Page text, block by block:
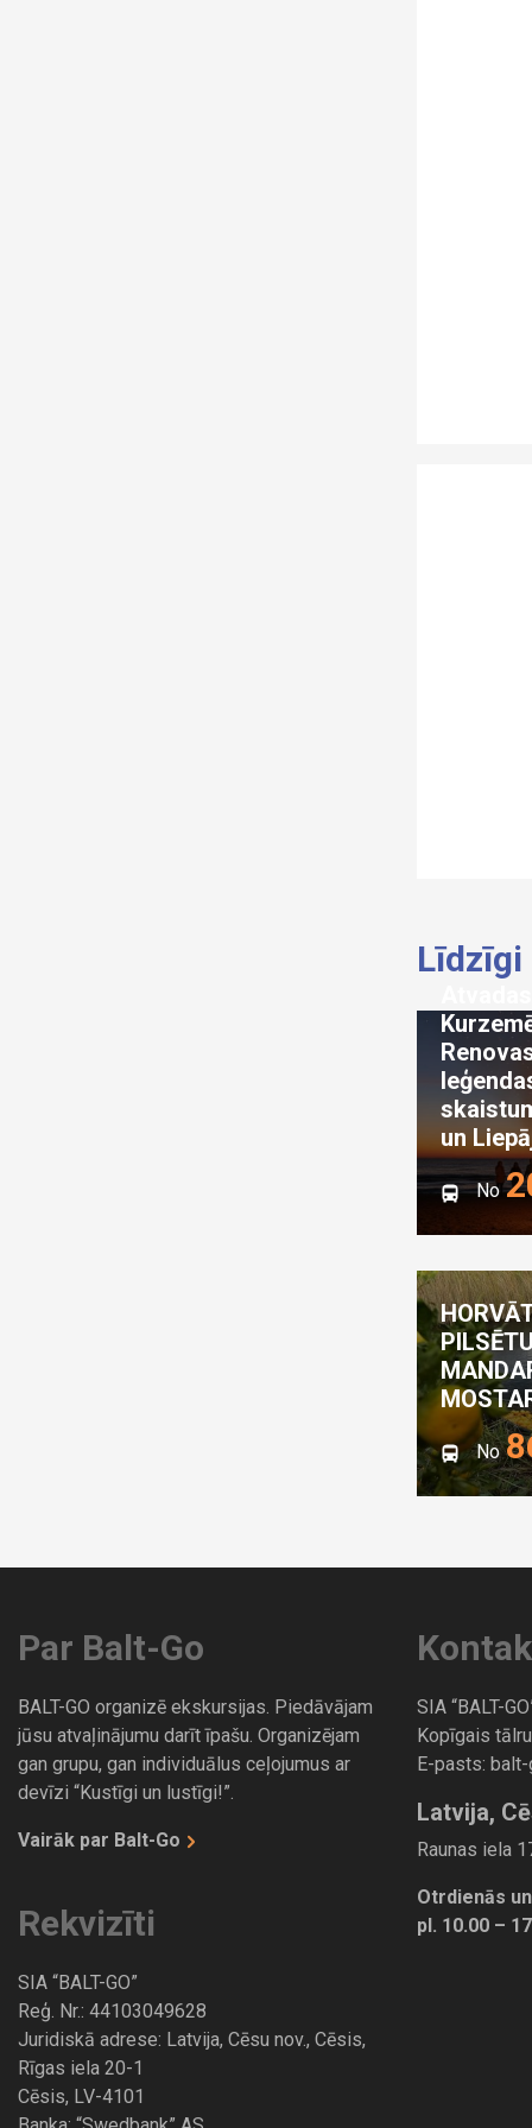
un
No
No
Par Balt-Go
BALT-GO organizē ekskursijas. Piedāvājam
jūsu atvaļinājumu darīt īpašu. Organizējam
gan grupu, gan individuālus ceļojumus ar
devīzi “Kustīgi un lustīgi!”.
Vairāk par Balt-Go
Rekvizīti
SIA “BALT-GO”
Reģ. Nr.: 44103049628
Juridiskā adrese: Latvija, Cēsu nov., Cēsis,
Rīgas iela 20-1
Cēsis, LV-4101
SIA “BALT-
Kopīgais
E-pasts:
Latvija,
Raunas iela
Otrdienās
pl. 10.00 –